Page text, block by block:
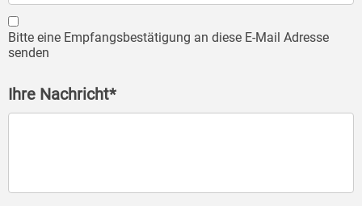
Bitte eine Empfangsbestätigung an diese E-Mail Adresse
senden
Ihre Nachricht*